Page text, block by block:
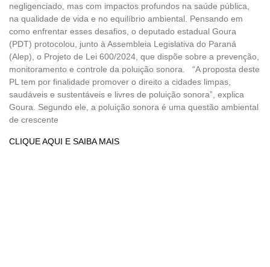
negligenciado, mas com impactos profundos na saúde pública,
na qualidade de vida e no equilíbrio ambiental. Pensando em
como enfrentar esses desafios, o deputado estadual Goura
(PDT) protocolou, junto à Assembleia Legislativa do Paraná
(Alep), o Projeto de Lei 600/2024, que dispõe sobre a prevenção,
monitoramento e controle da poluição sonora. “A proposta deste
PL tem por finalidade promover o direito a cidades limpas,
saudáveis e sustentáveis e livres de poluição sonora”, explica
Goura. Segundo ele, a poluição sonora é uma questão ambiental
de crescente
CLIQUE AQUI E SAIBA MAIS